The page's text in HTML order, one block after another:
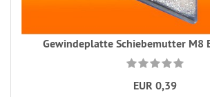
Gewindeplatte Schiebemutter M8
EUR 0,39